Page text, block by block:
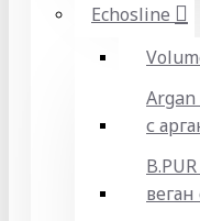
Echosline
с